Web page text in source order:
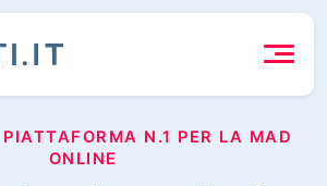
N.1 PER LA MAD
ONLINE